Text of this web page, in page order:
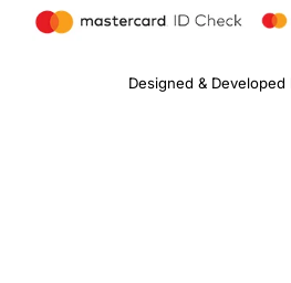
Designed & Developed